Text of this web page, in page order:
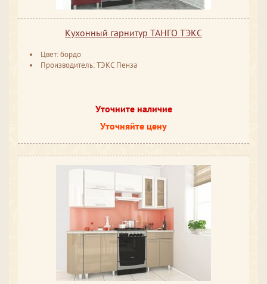
Кухонный гарнитур ТАНГО ТЭКС
Цвет: бордо
Производитель: ТЭКС Пенза
Уточните наличие
Уточняйте цену